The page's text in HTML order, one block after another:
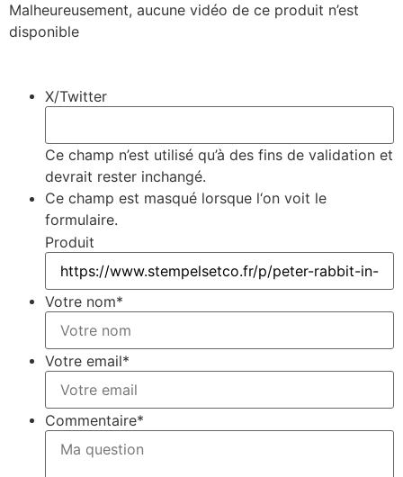
Malheureusement, aucune vidéo de ce produit n’est
disponible
X/Twitter
Ce champ n’est utilisé qu’à des fins de validation et
devrait rester inchangé.
Ce champ est masqué lorsque l‘on voit le
formulaire.
Produit
Votre nom*
Votre email*
Commentaire*